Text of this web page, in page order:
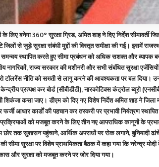
के लिए बनेगा 360° सुरक्षा ग्रिड, अमित शाह ने दिए निर्देश
जिलों से जुड़े सुरक्षा संबंधी मुद्दों की विस्तृत समीक्षा की गई। इसमें
स्थापित करते हुए सीमा प्रबंधन को अधिक सशक्त और व्यापक
नागरिकों, राज्य सरकार की मशीनरी और सभी संबंधित सुरक्षा
टॉलरेंस नीति को सख्ती से लागू करने की आवश्यकता पर बल दिया।
प्रत्यक्ष कर बोर्ड (सीबीडीटी), नारकोटिक्स कंट्रोल ब्यूरो
शिकंजा कसा जाए। डीएम को दिए गए विशेष निर्देश अमित शाह ने
आधार कार्डों की पहचान कर तस्करी पर प्रभावी नियंत्रण
को मजबूत करने के लिए तीन नए आपराधिक कानूनों के
तक सुशासन पहुंचाने, आर्थिक अपराधों पर रोक लगाने, बुनियादी
सीमा सुरक्षा पर विशेष प्राथमिकता बैठक में कहा गया कि नरेन्द्र
और सुरक्षा को मजबूत करने पर जोर दिया गया।